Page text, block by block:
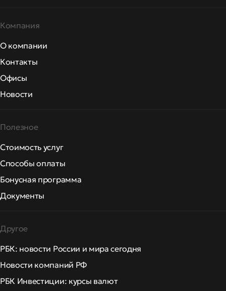
Компания
О компании
Контакты
Офисы
Новости
Полезное
Стоимость услуг
Способы оплаты
Бонусная программа
Документы
Другое
РБК: новости России и мира сегодня
Новости компаний РФ
РБК Инвестиции: курсы валют